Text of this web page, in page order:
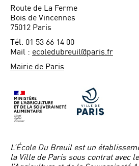
Route de La Ferme
Bois de Vincennes
75012 Paris
Tél. 01 53 66 14 00
Mail : ecoledubreuil@paris.fr
Mairie de Paris
L’École Du Breuil est un
la Ville de Paris sous contrat avec